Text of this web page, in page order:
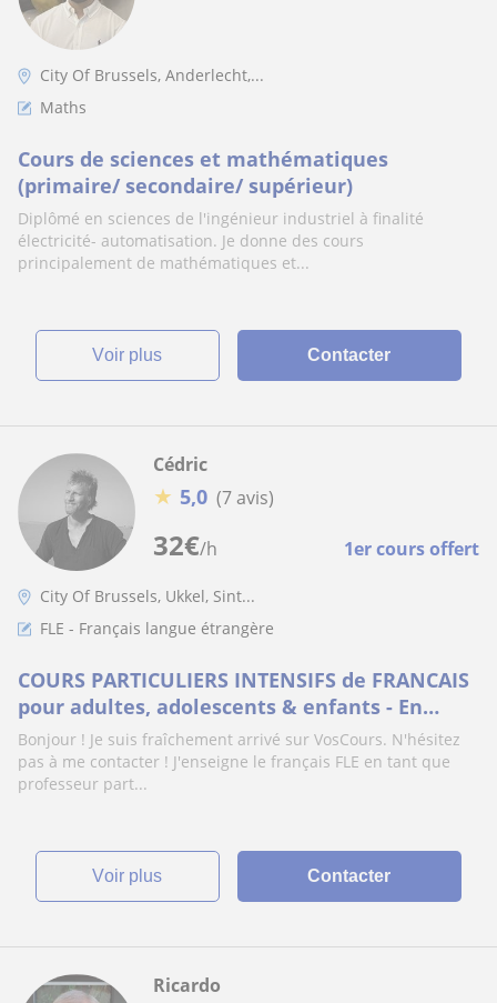
City Of Brussels, Anderlecht,...
Maths
Cours de sciences et mathématiques
(primaire/ secondaire/ supérieur)
Diplômé en sciences de l'ingénieur industriel à finalité
électricité- automatisation. Je donne des cours
principalement de mathématiques et...
voir plus Contacter
32€/h 1er cours offert
Cédric
★ 5,0 (7 avis)
City Of Brussels, Ukkel, Sint...
FLE - Français langue étrangère
COURS PARTICULIERS INTENSIFS de FRANCAIS
pour adultes, adolescents & enfants - En
présentiel & online / PRIVATE INTENSIVE
FRENCH COURSES for adults, teens & children
- Face-to-face & online
Bonjour ! Je suis fraîchement arrivé sur VosCours. N'hésitez
pas à me contacter ! J'enseigne le français FLE en tant que
professeur part...
voir plus Contacter
Ricardo